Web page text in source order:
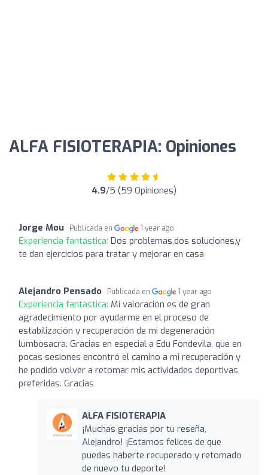
ALFA FISIOTERAPIA: Opiniones
4.9/5 (59 Opiniones)
Jorge Mou Publicada en 1 year ago
Experiencia fantástica: Dos problemas,dos soluciones,y
te dan ejercicios para tratar y mejorar en casa
Alejandro Pensado Publicada en 1 year ago
Experiencia fantástica: Mi valoración es de gran
agradecimiento por ayudarme en el proceso de
estabilización y recuperación de mi degeneración
lumbosacra. Gracias en especial a Edu Fondevila, que en
pocas sesiones encontró el camino a mi recuperación y
he podido volver a retomar mis actividades deportivas
preferidas. Gracias
ALFA FISIOTERAPIA
¡Muchas gracias por tu reseña,
Alejandro! ¡Estamos felices de que
puedas haberte recuperado y retomado
de nuevo tu deporte!